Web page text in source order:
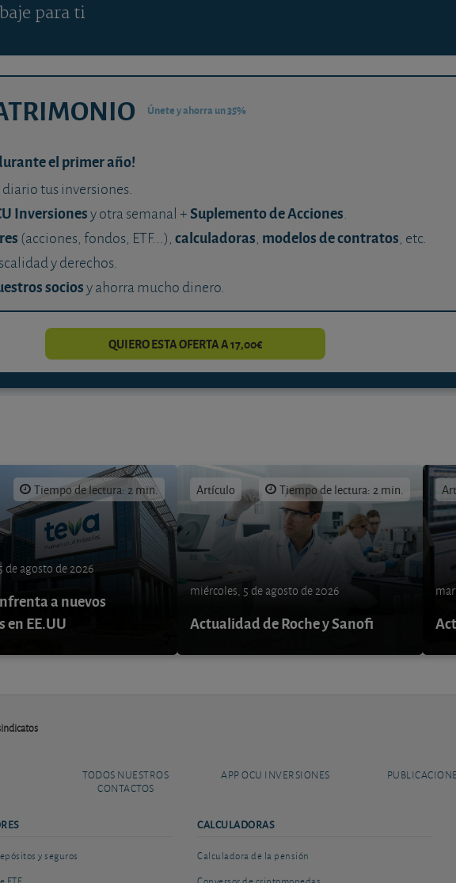
para ti
Únete y ahorra un 35%
el primer año!
diario tus inversiones.
Inversionesy otra semanal +Suplemento de Acciones.
(acciones, fondos, ETF...), calculadoras, modelos de contratos, etc.
y derechos.
sociosy ahorra mucho dinero.
QUIERO ESTA OFERTA A 17,00€
Tiempo de lectura: 2 min.
de agosto de 2026
a nuevos
en EE.UU
Artículo Tiempo de lectura: 2 min.
miércoles, 5 de agosto de 2026
Actualidad de Roche y Sanofi
TODOS NUESTROS
CONTACTOS
APP OCU INVERSIONES
y seguros
CALCULADORAS
Calculadora de la pensión